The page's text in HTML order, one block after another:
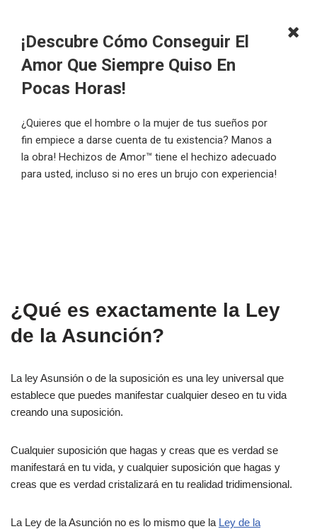
¡Descubre Cómo Conseguir El
Amor Que Siempre Quiso En
Pocas Horas!
¿Quieres que el hombre o la mujer de tus sueños por
fin empiece a darse cuenta de tu existencia? Manos a
la obra! Hechizos de Amor™ tiene el hechizo adecuado
para usted, incluso si no eres un brujo con experiencia!
¿Qué es exactamente la Ley
de la Asunción?
La ley Asunsión o de la suposición es una ley universal que
establece que puedes manifestar cualquier deseo en tu vida
creando una suposición.
Cualquier suposición que hagas y creas que es verdad se
manifestará en tu vida, y cualquier suposición que hagas y
creas que es verdad cristalizará en tu realidad tridimensional.
La Ley de la Asunción no es lo mismo que la Ley de la